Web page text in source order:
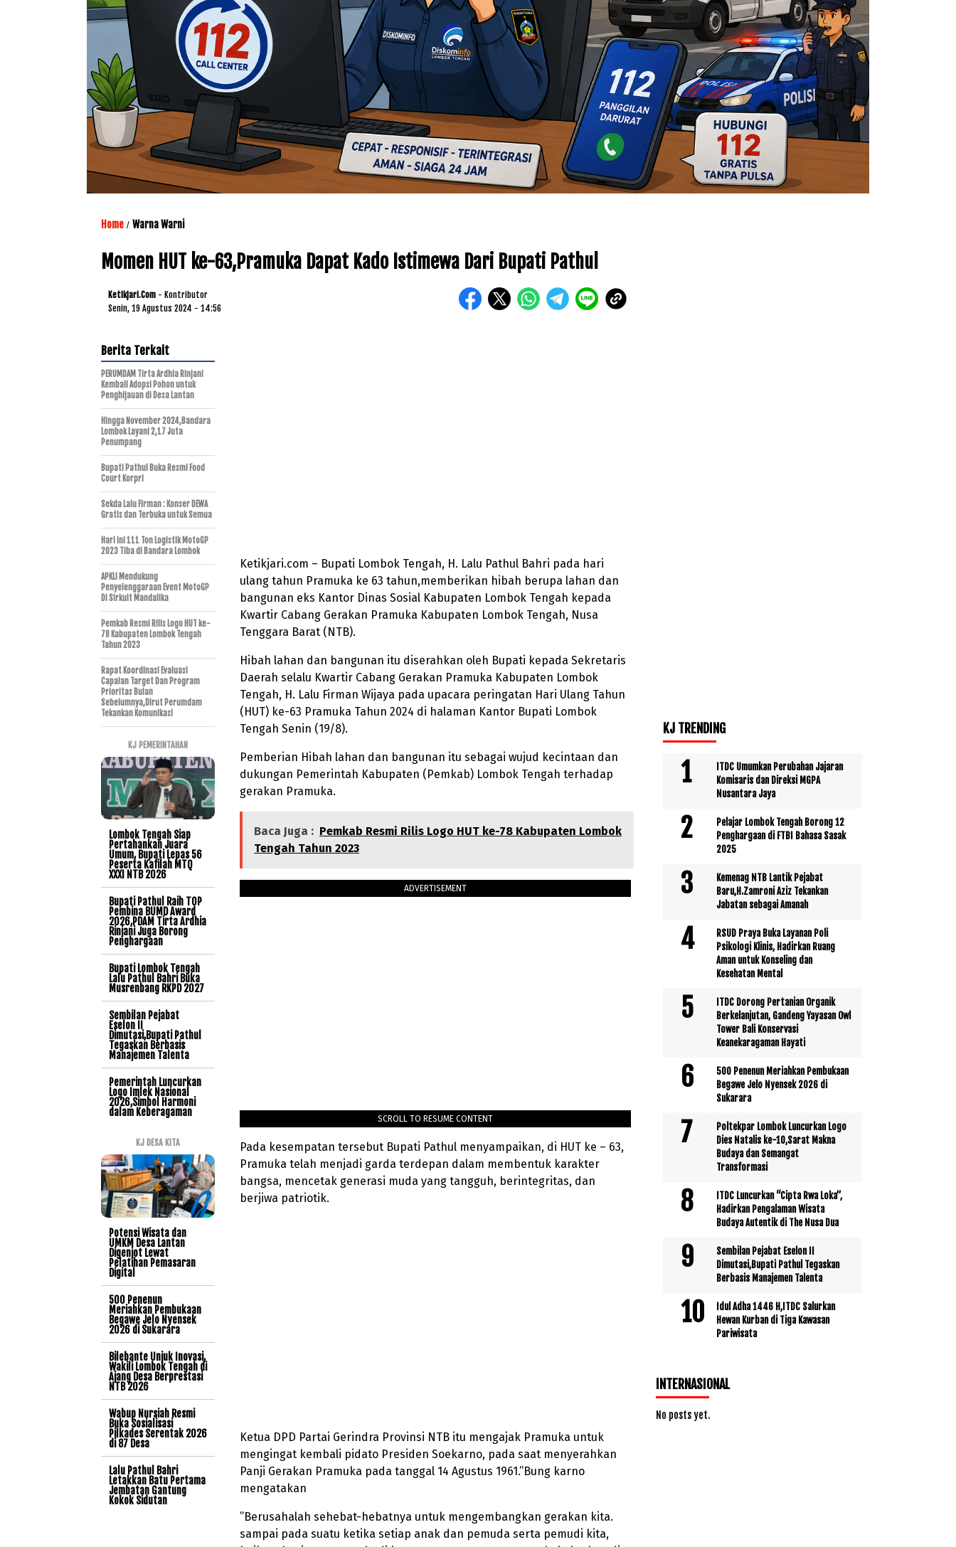
Home / Warna Warni
Momen HUT ke-63,Pramuka Dapat Kado Istimewa Dari Bupati Pathul
Ketikjari.com - Kontributor
Senin, 19 Agustus 2024 - 14:56
Ketikjari.com – Bupati Lombok Tengah, H. Lalu Pathul Bahri pada hari
ulang tahun Pramuka ke 63 tahun,memberikan hibah berupa lahan dan
bangunan eks Kantor Dinas Sosial Kabupaten Lombok Tengah kepada
Kwartir Cabang Gerakan Pramuka Kabupaten Lombok Tengah, Nusa
Tenggara Barat (NTB).
Hibah lahan dan bangunan itu diserahkan oleh Bupati kepada Sekretaris
Daerah selalu Kwartir Cabang Gerakan Pramuka Kabupaten Lombok
Tengah, H. Lalu Firman Wijaya pada upacara peringatan Hari Ulang Tahun
(HUT) ke-63 Pramuka Tahun 2024 di halaman Kantor Bupati Lombok
Tengah Senin (19/8).
Pemberian Hibah lahan dan bangunan itu sebagai wujud kecintaan dan
dukungan Pemerintah Kabupaten (Pemkab) Lombok Tengah terhadap
gerakan Pramuka.
Baca Juga : Pemkab Resmi Rilis Logo HUT ke-78 Kabupaten Lombok
Tengah Tahun 2023
ADVERTISEMENT
SCROLL TO RESUME CONTENT
Pada kesempatan tersebut Bupati Pathul menyampaikan, di HUT ke – 63,
Pramuka telah menjadi garda terdepan dalam membentuk karakter
bangsa, mencetak generasi muda yang tangguh, berintegritas, dan
berjiwa patriotik.
Ketua DPD Partai Gerindra Provinsi NTB itu mengajak Pramuka untuk
mengingat kembali pidato Presiden Soekarno, pada saat menyerahkan
Panji Gerakan Pramuka pada tanggal 14 Agustus 1961.”Bung karno
mengatakan
”Berusahalah sehebat-hebatnya untuk mengembangkan gerakan kita.
sampai pada suatu ketika setiap anak dan pemuda serta pemudi kita,
Berita Terkait
PERUMDAM Tirta Ardhia Rinjani
Kembali Adopsi Pohon untuk
Penghijauan di Desa Lantan
Hingga November 2024,Bandara
Lombok Layani 2,17 Juta
Penumpang
Bupati Pathul Buka Resmi Food
Court Korpri
Sekda Lalu Firman : Konser DEWA
Gratis dan Terbuka untuk Semua
Hari ini 111 Ton Logistik MotoGP
2023 Tiba di Bandara Lombok
APKLI Mendukung
Penyelenggaraan Event MotoGP
Di Sirkuit Mandalika
Pemkab Resmi Rilis Logo HUT ke-
78 Kabupaten Lombok Tengah
Tahun 2023
Rapat Koordinasi Evaluasi
Capaian Target Dan Program
Prioritas Bulan
Sebelumnya,Dirut Perumdam
Tekankan Komunikasi
KJ PEMERINTAHAN
Lombok Tengah Siap
Pertahankan Juara
Umum, Bupati Lepas 56
Peserta Kafilah MTQ
XXXI NTB 2026
Bupati Pathul Raih TOP
Pembina BUMD Award
2026,PDAM Tirta Ardhia
Rinjani Juga Borong
Penghargaan
Bupati Lombok Tengah
Lalu Pathul Bahri Buka
Musrenbang RKPD 2027
Sembilan Pejabat
Eselon II
Dimutasi,Bupati Pathul
Tegaskan Berbasis
Manajemen Talenta
Pemerintah Luncurkan
Logo Imlek Nasional
2026,Simbol Harmoni
dalam Keberagaman
KJ DESA KITA
Potensi Wisata dan
UMKM Desa Lantan
Digenjot Lewat
Pelatihan Pemasaran
Digital
500 Penenun
Meriahkan Pembukaan
Begawe Jelo Nyensek
2026 di Sukarara
Bilebante Unjuk Inovasi,
Wakili Lombok Tengah di
Ajang Desa Berprestasi
NTB 2026
Wabup Nursiah Resmi
Buka Sosialisasi
Pilkades Serentak 2026
di 87 Desa
Lalu Pathul Bahri
Letakkan Batu Pertama
Jembatan Gantung
Kokok Sidutan
KJ TRENDING
ITDC Umumkan Perubahan Jajaran
Komisaris dan Direksi MGPA
Nusantara Jaya
Pelajar Lombok Tengah Borong 12
Penghargaan di FTBI Bahasa Sasak
2025
Kemenag NTB Lantik Pejabat
Baru,H.Zamroni Aziz Tekankan
Jabatan sebagai Amanah
RSUD Praya Buka Layanan Poli
Psikologi Klinis, Hadirkan Ruang
Aman untuk Konseling dan
Kesehatan Mental
ITDC Dorong Pertanian Organik
Berkelanjutan, Gandeng Yayasan Owl
Tower Bali Konservasi
Keanekaragaman Hayati
500 Penenun Meriahkan Pembukaan
Begawe Jelo Nyensek 2026 di
Sukarara
Poltekpar Lombok Luncurkan Logo
Dies Natalis ke-10,Sarat Makna
Budaya dan Semangat
Transformasi
ITDC Luncurkan “Cipta Rwa Loka”,
Hadirkan Pengalaman Wisata
Budaya Autentik di The Nusa Dua
Sembilan Pejabat Eselon II
Dimutasi,Bupati Pathul Tegaskan
Berbasis Manajemen Talenta
Idul Adha 1446 H,ITDC Salurkan
Hewan Kurban di Tiga Kawasan
Pariwisata
INTERNASIONAL
No posts yet.